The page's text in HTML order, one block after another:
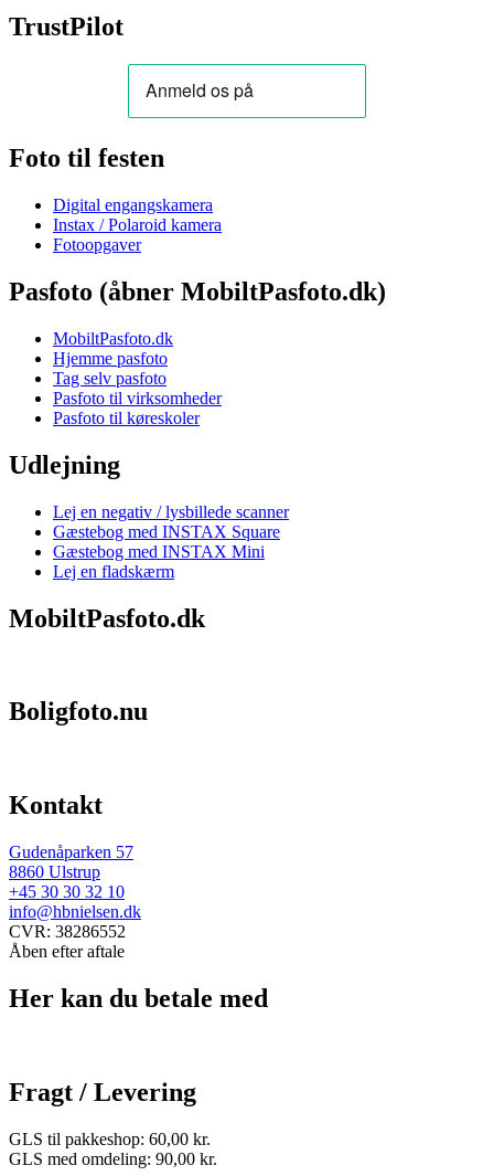
TrustPilot
Foto til festen
Digital engangskamera
Instax / Polaroid kamera
Fotoopgaver
Pasfoto (åbner MobiltPasfoto.dk)
MobiltPasfoto.dk
Hjemme pasfoto
Tag selv pasfoto
Pasfoto til virksomheder
Pasfoto til køreskoler
Udlejning
Lej en negativ / lysbillede scanner
Gæstebog med INSTAX Square
Gæstebog med INSTAX Mini
Lej en fladskærm
MobiltPasfoto.dk
Boligfoto.nu
Kontakt
Gudenåparken 57
8860 Ulstrup
+45 30 30 32 10
info@hbnielsen.dk
CVR: 38286552
Åben efter aftale
Her kan du betale med
Fragt / Levering
GLS til pakkeshop: 60,00 kr.
GLS med omdeling: 90,00 kr.